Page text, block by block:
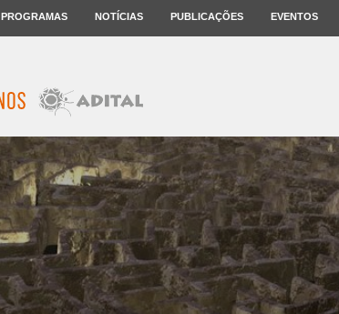
PROGRAMAS NOTÍCIAS PUBLICAÇÕES EVENTOS